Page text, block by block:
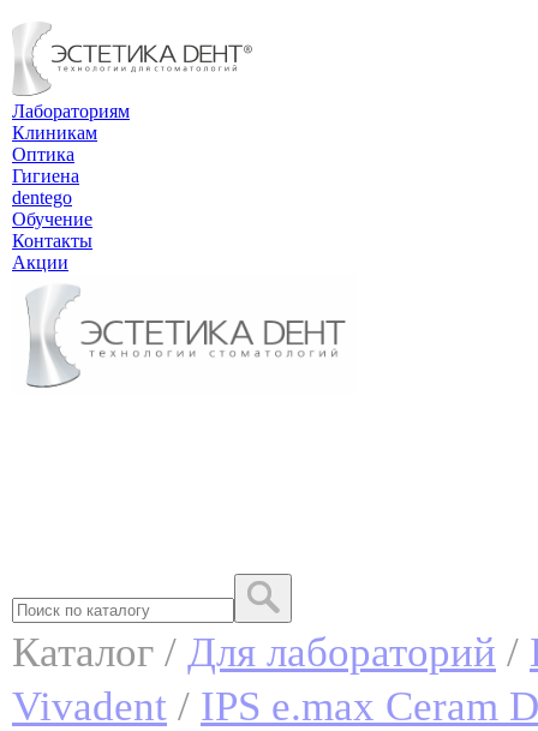
Лабораториям
Клиникам
Оптика
Гигиена
dentego
Обучение
Контакты
Акции
Каталог / Для лабораторий /
Vivadent / IPS e.max Ceram